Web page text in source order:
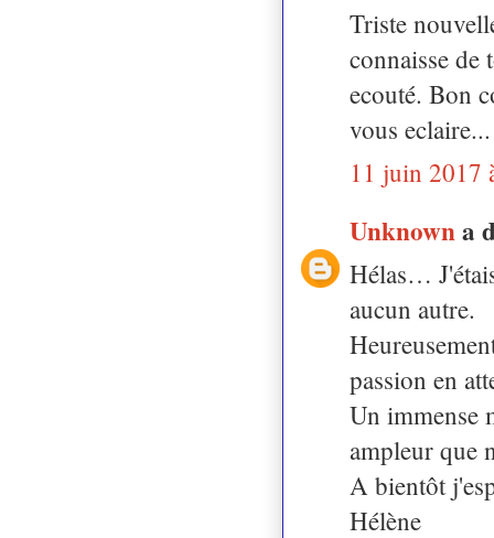
Triste
connaisse de
ecouté. Bon
vous eclaire...
11 juin 2017
Unknowna
Hélas…
aucun autre.
passion en
Un immense
ampleur que
A bientôt
Hélène